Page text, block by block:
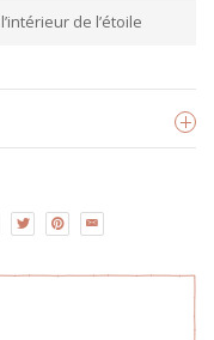
de l’étoile